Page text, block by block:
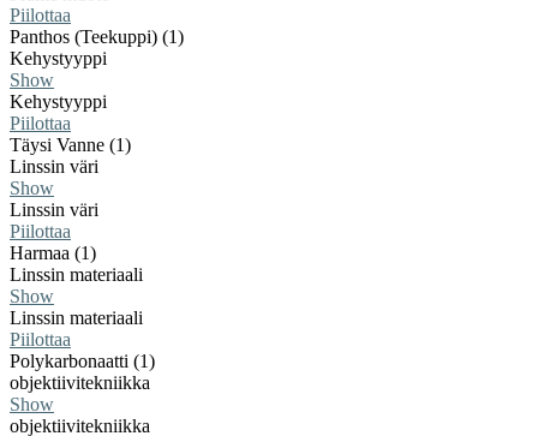
Piilottaa
Panthos (Teekuppi) (1)
Kehystyyppi
Show
Kehystyyppi
Piilottaa
Täysi Vanne (1)
Linssin väri
Show
Linssin väri
Piilottaa
Harmaa (1)
Linssin materiaali
Show
Linssin materiaali
Piilottaa
Polykarbonaatti (1)
objektiivitekniikka
Show
objektiivitekniikka